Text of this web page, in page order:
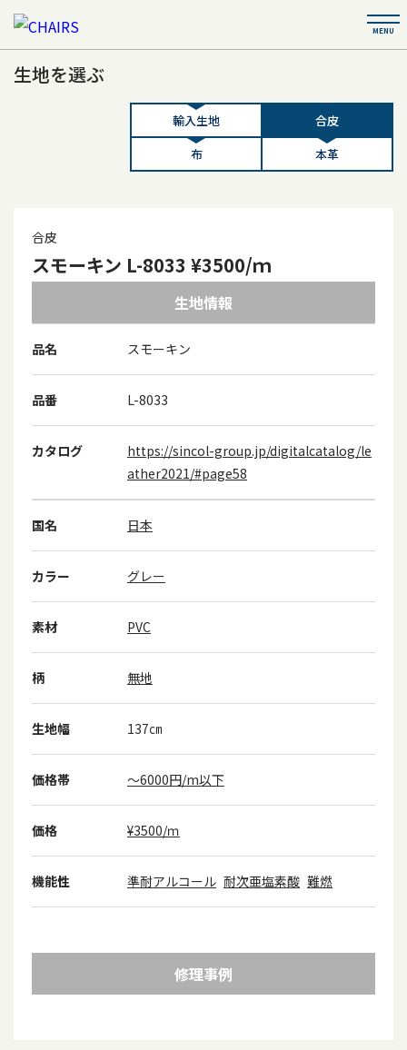
生地を選ぶ
輸入生地
合皮
布
本革
合皮
スモーキン L-8033 ¥3500/ｍ
生地情報
品名 スモーキン
品番 L-8033
カタログ
https://sincol-group.jp/digitalcatalog/le
ather2021/#page58
国名 日本
カラー グレー
素材 PVC
柄 無地
生地幅 137㎝
価格帯 ～6000円/m以下
価格 ¥3500/ｍ
機能性 準耐アルコール 耐次亜塩素酸 難燃
修理事例